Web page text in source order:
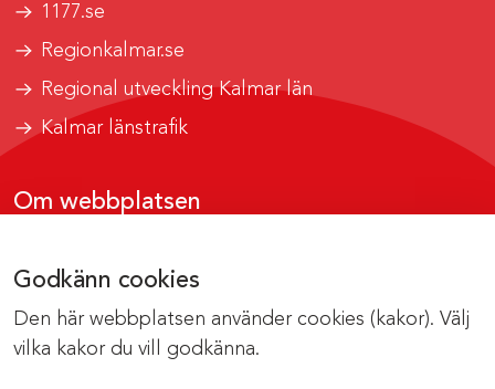
Godkänn cookies
Den här webbplatsen använder cookies (kakor). Välj
vilka kakor du vill godkänna.
1177.se
Regionkalmar.se
Regional utveckling Kalmar län
Kalmar länstrafik
Om webbplatsen
Om cookies
Kontakta webbredaktionen